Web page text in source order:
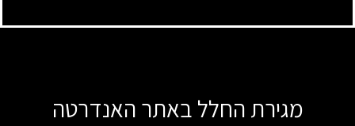
מגירת החלל באתר האנדרטה